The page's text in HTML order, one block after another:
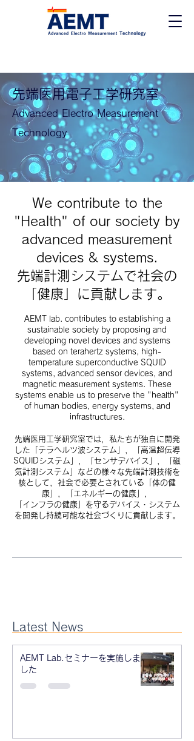
先端医用電子工学研究室
Advanced Electro Measurement
Technology
We contribute to the
"Health" of our society by
advanced measurement
devices & systems.
先端計測システムで社会の
「健康」に貢献します。
AEMT lab. contributes to establishing a
sustainable society by proposing and
developing novel devices and systems
based on terahertz systems, high-
temperature superconductive SQUID
systems, advanced sensor devices, and
magnetic measurement systems. These
systems enable us to preserve the "health"
of human bodies, energy systems, and
infrastructures.
先端医用工学研究室では，私たちが独自に開発
した「テラヘルツ波システム」，「高温超伝導
SQUIDシステム」，「センサデバイス」，「磁
気計測システム」などの様々な先端計測技術を
核として，社会で必要とされている「体の健
康」，「エネルギーの健康」，
「インフラの健康」を守るデバイス・システム
を開発し持続可能な社会づくりに貢献します。
Latest News
AEMT Lab.セミナーを実施しま
した